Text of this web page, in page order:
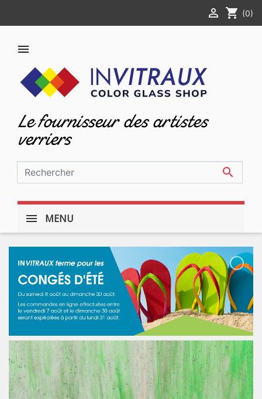
 shopping_cart (0)

Le fournisseur des artistes
verriers

MENU